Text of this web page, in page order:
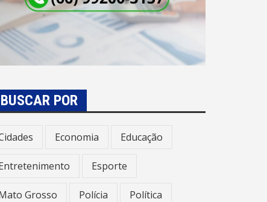
BUSCAR POR
Economia Educação
Esporte
Grosso Polícia Política